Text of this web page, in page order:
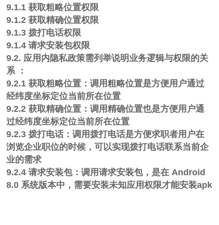
9.1.1 获取粗略位置权限
9.1.2 获取精确位置权限
9.1.3 拨打电话权限
9.1.4 请求安装包权限
9.2. 应用内隐私政策需列举说明业务逻辑与权限的关
系 ：
9.2.1 获取粗略位置：调用粗略位置是方便用户通过
经纬度坐标定位当前所在位置
9.2.2 获取精确位置：调用精确位置也是方便用户通
过经纬度坐标定位当前所在位置
9.2.3 拨打电话：调用拨打电话是方便求职者用户在
浏览企业职位的时候，可以实现拨打电话联系当前企
业的需求
9.2.4 请求安装包：调用请求安装包，是在 Android
8.0 系统版本中，需要安装未知应用权限才能安装apk